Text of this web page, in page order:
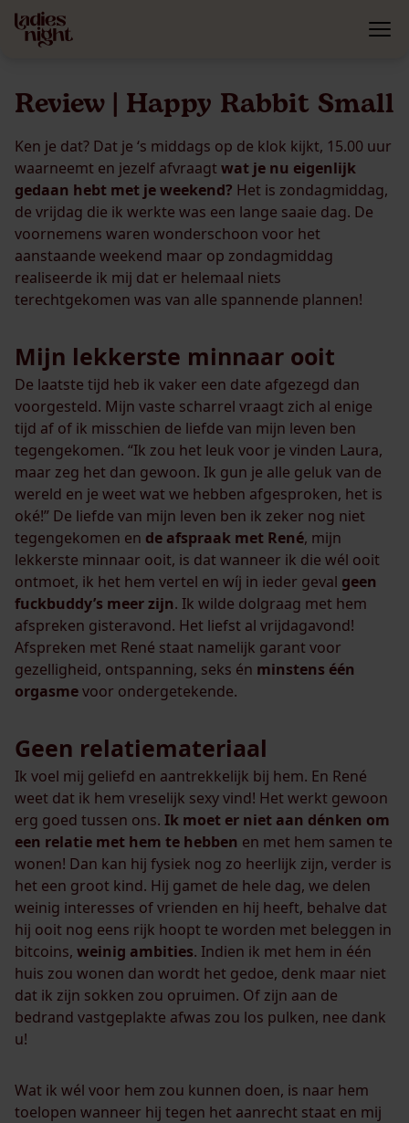
Review | Happy Rabbit Small
Ken je dat? Dat je ‘s middags op de klok kijkt, 15.00 uur
waarneemt en jezelf afvraagt wat je nu eigenlijk
gedaan hebt met je weekend? Het is zondagmiddag,
de vrijdag die ik werkte was een lange saaie dag. De
voornemens waren wonderschoon voor het
aanstaande weekend maar op zondagmiddag
realiseerde ik mij dat er helemaal niets
terechtgekomen was van alle spannende plannen!
Mijn lekkerste minnaar ooit
De laatste tijd heb ik vaker een date afgezegd dan
voorgesteld. Mijn vaste scharrel vraagt zich al enige
tijd af of ik misschien de liefde van mijn leven ben
tegengekomen. “Ik zou het leuk voor je vinden Laura,
maar zeg het dan gewoon. Ik gun je alle geluk van de
wereld en je weet wat we hebben afgesproken, het is
oké!” De liefde van mijn leven ben ik zeker nog niet
tegengekomen en de afspraak met René, mijn
lekkerste minnaar ooit, is dat wanneer ik die wél ooit
ontmoet, ik het hem vertel en wíj in ieder geval geen
fuckbuddy’s meer zijn. Ik wilde dolgraag met hem
afspreken gisteravond. Het liefst al vrijdagavond!
Afspreken met René staat namelijk garant voor
gezelligheid, ontspanning, seks én minstens één
orgasmevoor ondergetekende.
Geen relatiemateriaal
Ik voel mij geliefd en aantrekkelijk bij hem. En René
weet dat ik hem vreselijk sexy vind! Het werkt gewoon
erg goed tussen ons. Ik moet er niet aan dénken om
een relatie met hem te hebben en met hem samen te
wonen! Dan kan hij fysiek nog zo heerlijk zijn, verder is
het een groot kind. Hij gamet de hele dag, we delen
weinig interesses of vrienden en hij heeft, behalve dat
hij ooit nog eens rijk hoopt te worden met beleggen in
bitcoins, weinig ambities. Indien ik met hem in één
huis zou wonen dan wordt het gedoe, denk maar niet
dat ik zijn sokken zou opruimen. Of zijn aan de
bedrand vastgeplakte afwas zou los pulken, nee dank
u!
Wat ik wél voor hem zou kunnen doen, is naar hem
toelopen wanneer hij tegen het aanrecht staat en mij